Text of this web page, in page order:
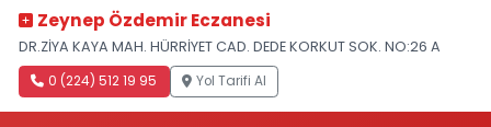
Zeynep Özdemir Eczanesi
DR.ZİYA KAYA MAH. HÜRRİYET CAD. DEDE KORKUT SOK. NO:26 A
0 (224) 512 19 95 Yol Tarifi Al